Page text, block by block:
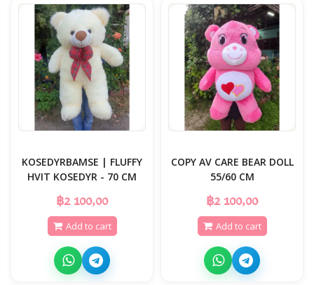
KOSEDYRBAMSE | FLUFFY
HVIT KOSEDYR - 70 CM
฿2 100,00
Add to cart
COPY AV CARE BEAR DOLL
55/60 CM
฿2 100,00
Add to cart